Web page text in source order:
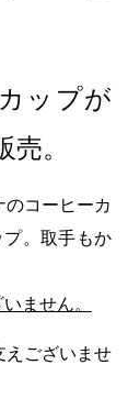
ップが
。
コーヒーカ
。取手もか
ません。
えございませ